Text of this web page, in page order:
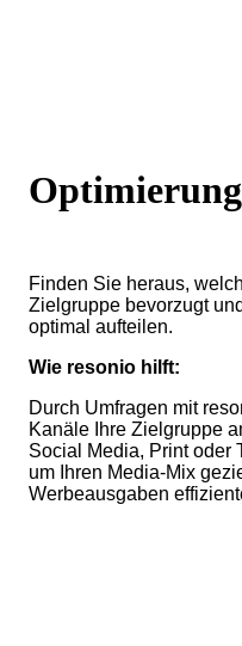
Finden Sie heraus,
Zielgruppe bevorzugt
optimal aufteilen.
Wie resonio hilft:
Durch Umfragen mit
Kanäle Ihre Zielgruppe
Social Media, Print oder
um Ihren Media-Mix
Werbeausgaben